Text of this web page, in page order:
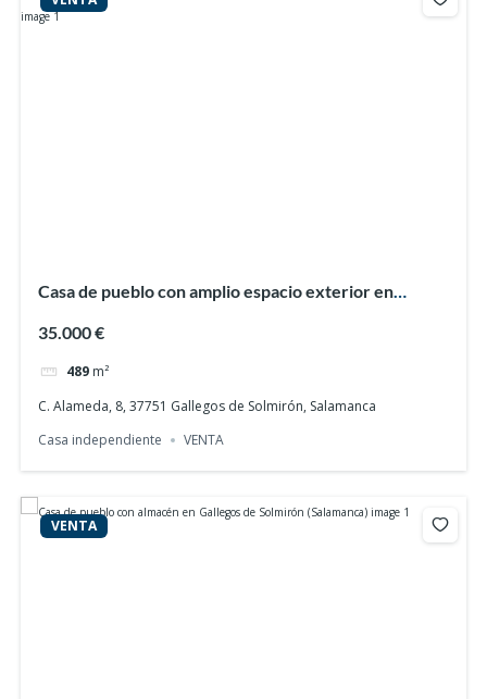
Casa de pueblo con amplio espacio exterior en
35.000 €
489 m²
C. Alameda, 8, 37751 Gallegos de Solmirón, Salamanca
Casa independiente
VENTA
VENTA